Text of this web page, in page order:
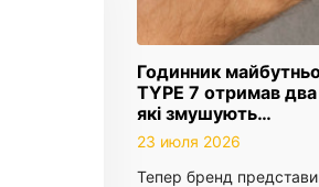
Годинник
TYPE 7 отримав
які змушують…
23 июля 2026
Тепер бренд